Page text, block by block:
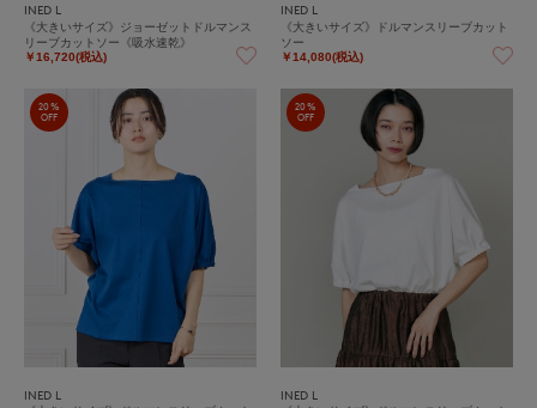
INED L
《大きいサイズ》ジョーゼットドルマンス
リーブカットソー《吸水速乾》
￥16,720(税込)
INED L
《大きいサイズ》ドルマンスリーブカット
ソー
￥14,080(税込)
20%
OFF
INED L
20%
OFF
INED L